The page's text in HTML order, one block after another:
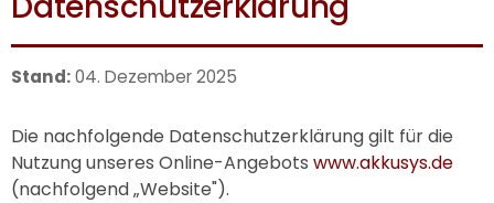
Stand:04. Dezember 2025
Die nachfolgende Datenschutzerklärung gilt für die
Nutzung unseres Online-Angebots www.akkusys.de
(nachfolgend „Website").